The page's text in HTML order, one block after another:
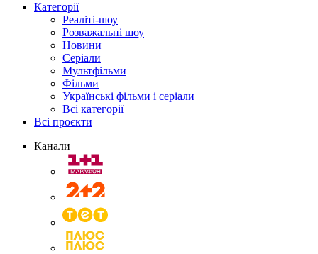
Категорії
Реаліті-шоу
Розважальні шоу
Новини
Серіали
Мультфільми
Фільми
Українські фільми і серіали
Всі категорії
Всі проєкти
Канали